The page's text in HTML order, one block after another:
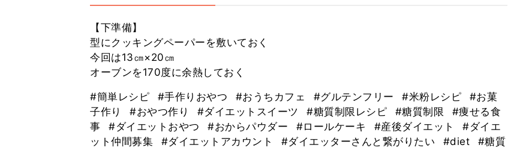
【下準備】
型にクッキングペーパーを敷いておく
今回は13㎝×20㎝
オーブンを170度に余熱しておく
#簡単レシピ #手作りおやつ #おうちカフェ #グルテンフリー #米粉レシピ
#お菓
子作り
#おやつ作り #ダイエットスイーツ #糖質制限レシピ #糖質制限
#痩せる食
事
#ダイエットおやつ #おからパウダー #ロールケーキ #産後ダイエット
#ダイエ
ット仲間募集
#ダイエットアカウント #ダイエッターさんと繋がりたい #diet
#糖質